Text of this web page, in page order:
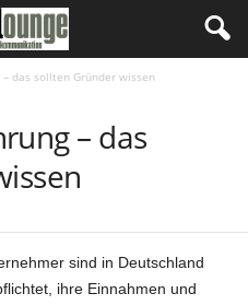
– das sollten Gründer wissen
– das
sind in Deutschland
ihre Einnahmen und